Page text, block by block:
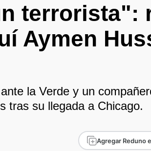
terrorista":
Aymen
la Verde y un
tras su llegada a Chicago.
Agregar Reduno